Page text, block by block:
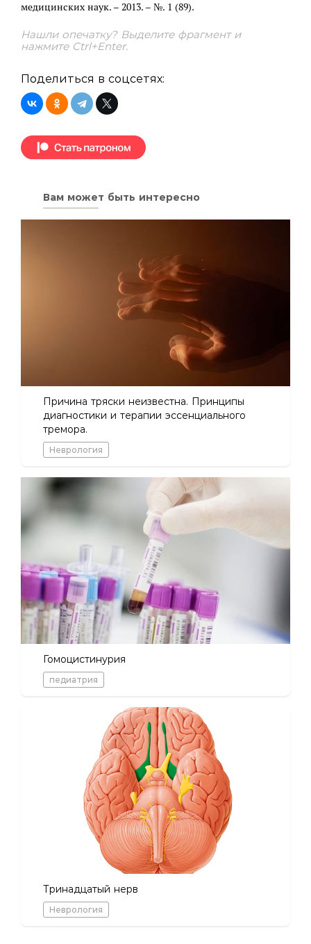
медицинских наук. – 2013. – №. 1 (89).
Нашли опечатку? Выделите фрагмент и
нажмите Ctrl+Enter.
Поделиться в соцсетях:
Вам может быть интересно
Причина тряски неизвестна. Принципы
диагностики и терапии эссенциального
тремора.
Неврология
Гомоцистинурия
педиатрия
Тринадцатый нерв
Неврология